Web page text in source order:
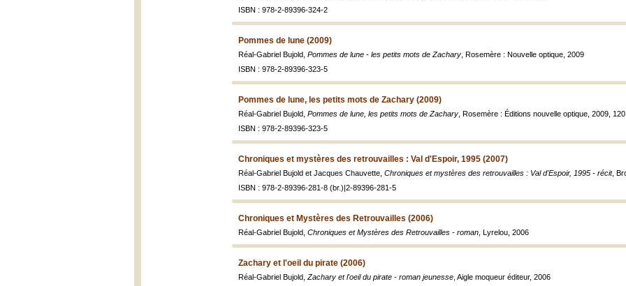
ISBN : 978-2-89396-324-2
Pommes de lune (2009)
Réal-Gabriel Bujold, Pommes de lune - les petits mots de Zachary , Rosemère : Nouvelle optique, 2009
ISBN : 978-2-89396-323-5
Pommes de lune, les petits mots de Zachary (2009)
Réal-Gabriel Bujold, Pommes de lune, les petits mots de Zachary , Rosemère : Éditions nouvelle optique, 2009, 120
ISBN : 978-2-89396-323-5
Chroniques et mystères des retrouvailles : Val d'Espoir, 1995 (2007)
Réal-Gabriel Bujold et Jacques Chauvette, Chroniques et mystères des retrouvailles : Val d'Espoir, 1995 - récit,
ISBN : 978-2-89396-281-8 (br.)|2-89396-281-5
Chroniques et Mystères des Retrouvailles (2006)
Réal-Gabriel Bujold, Chroniques et Mystères des Retrouvailles - roman , Lyrelou, 2006
Zachary et l'oeil du pirate (2006)
Réal-Gabriel Bujold, Zachary et l'oeil du pirate - roman jeunesse , Aigle moqueur éditeur, 2006